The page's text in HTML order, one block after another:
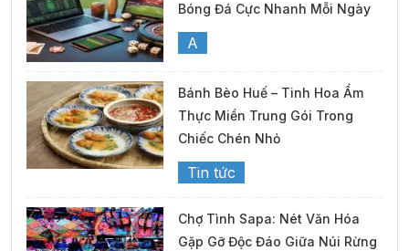
Bóng Đá Cực Nhanh Mỗi Ngày
A
Bánh Bèo Huế – Tinh Hoa Ẩm
Thực Miền Trung Gói Trong
Chiếc Chén Nhỏ
Tin tức
Chợ Tình Sapa: Nét Văn Hóa
Gặp Gỡ Độc Đáo Giữa Núi Rừng